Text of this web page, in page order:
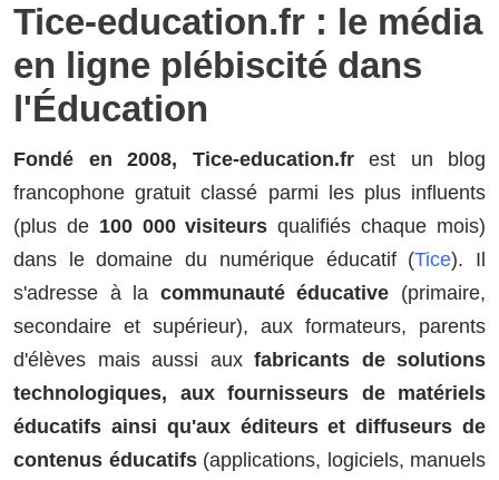
Tice-education.fr : le média
en ligne plébiscité dans
l'Éducation
Fondé en 2008, Tice-education.frest un blog
francophone gratuit classé parmi les plus influents
(plus de 100 000 visiteurs qualifiés chaque mois)
dans le domaine du numérique éducatif (Tice). Il
s'adresse à la communauté éducative (primaire,
secondaire et supérieur), aux formateurs, parents
d'élèves mais aussi auxfabricants de solutions
technologiques, aux fournisseurs de matériels
éducatifs ainsi qu'aux éditeurs et diffuseurs de
contenus éducatifs(applications, logiciels, manuels